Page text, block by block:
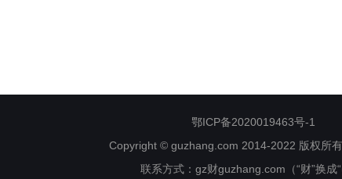
鄂ICP备2020019463号-1
Copyright © guzhang.com 2014-2022 版权所
联系方式：gz财guzhang.com（“财”换成